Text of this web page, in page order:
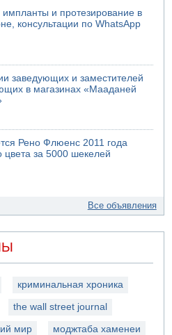
и протезирование в
консультации по WhatsApp
заведующих и заместителей
в магазинах «Мааданей
Рено Флюенс 2011 года
цвета за 5000 шекелей
Все объявления
криминальная хроника
the wall street journal
мир моджтаба хаменеи